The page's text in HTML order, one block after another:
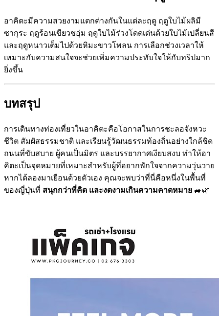
อาคิตะมีความสวยงามแตกต่างกันในแต่ละฤดู ฤดูใบไม้ผลิมี
ซากุระ ฤดูร้อนเขียวชอุ่ม ฤดูใบไม้ร่วงโดดเด่นด้วยใบไม้เปลี่ยนสี
และฤดูหนาวเต็มไปด้วยหิมะขาวโพลน การเลือกช่วงเวลาให้
เหมาะกับความสนใจจะช่วยเพิ่มความประทับใจให้กับทริปมาก
ยิ่งขึ้น
บทสรุป
การเดินทางท่องเที่ยวในอาคิตะคือโอกาสในการชะลอจังหวะ
ชีวิต สัมผัสธรรมชาติ และเรียนรู้วัฒนธรรมท้องถิ่นอย่างใกล้ชิด
ถนนที่ขับสบาย ผู้คนเป็นมิตร และบรรยากาศเงียบสงบ ทำให้อา
คิตะเป็นจุดหมายที่เหมาะสำหรับผู้ที่อยากพักใจจากความวุ่นวาย
หากได้ลองมาเยือนด้วยตัวเอง คุณจะพบว่าที่นี่คือหนึ่งในพื้นที่
ของญี่ปุ่นที่ สนุกกว่าที่คิด และงดงามเกินความคาดหมาย 🚙🌿